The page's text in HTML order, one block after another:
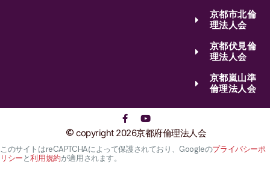
京都市北倫
理法人会
京都伏見倫
理法人会
京都嵐山準
倫理法人会
copyright 2026京都府倫理法人会
このサイトはreCAPTCHAによって保護されており、Googleのプライバシーポ
リシーと利用規約が適用されます。